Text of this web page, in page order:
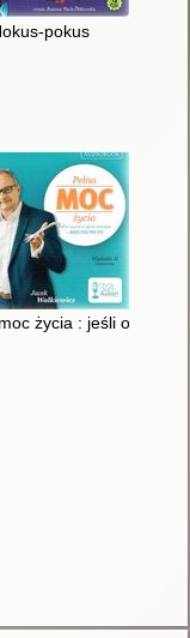
pokus
moc życia : jeśli o